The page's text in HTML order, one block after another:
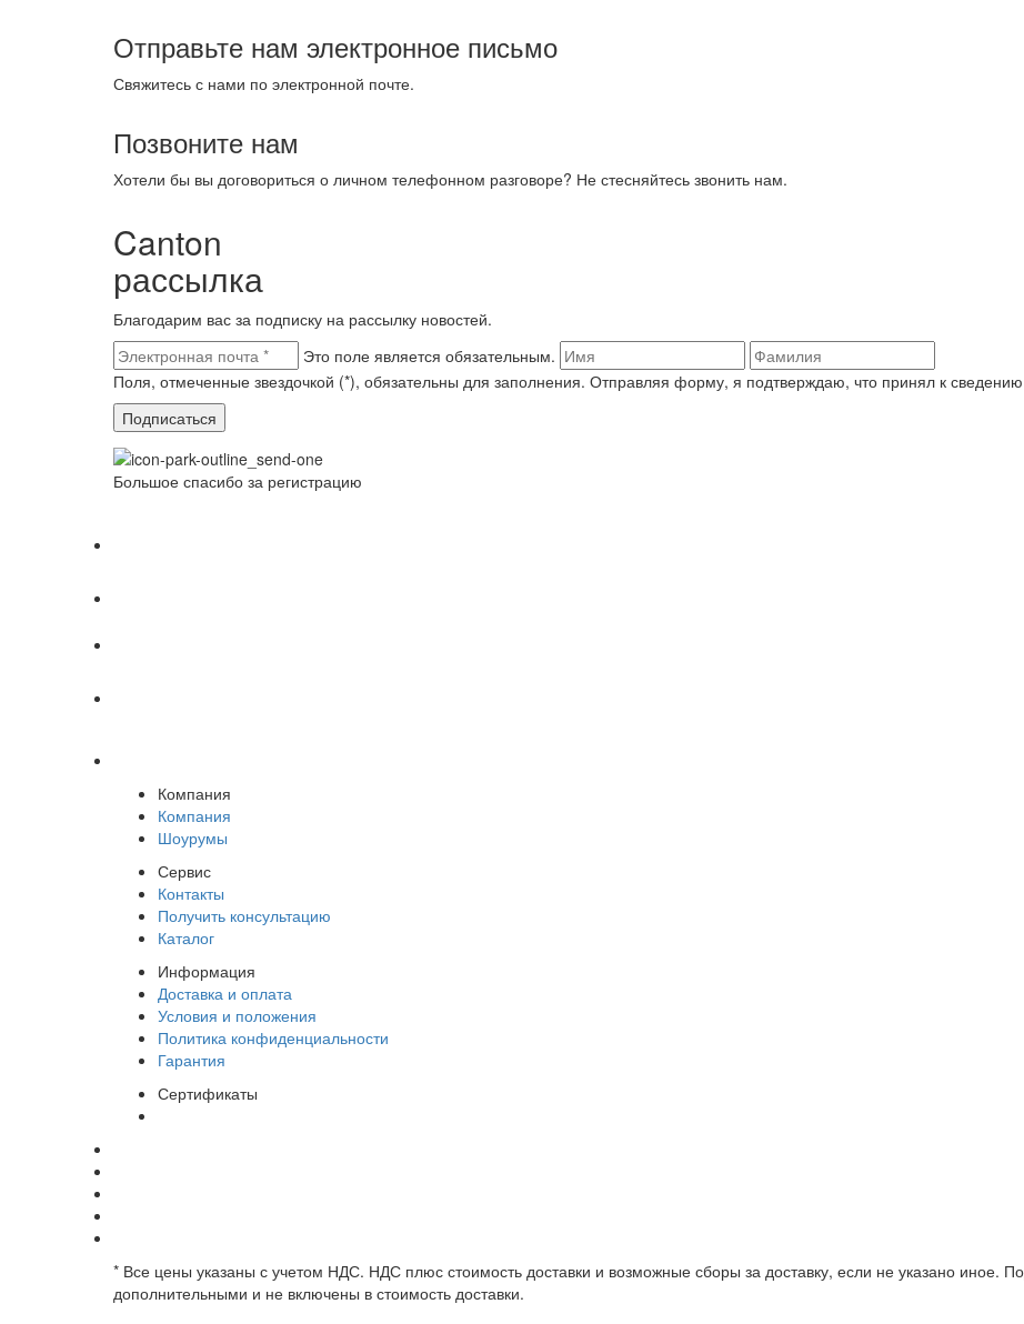
Отправьте нам электронное письмо
Свяжитесь с нами по электронной почте.
Позвоните нам
Хотели бы вы договориться о личном телефонном разговоре? Не стесняйтесь звонить нам.
Canton
рассылка
Благодарим вас за подписку на рассылку новостей.
Это поле является обязательным.
Поля, отмеченные звездочкой (*), обязательны для заполнения. Отправляя форму, я подтверждаю, что принял к сведению
Подписаться
Большое спасибо за регистрацию
Компания
Компания
Шоурумы
Сервис
Контакты
Получить консультацию
Каталог
Информация
Доставка и оплата
Условия и положения
Политика конфиденциальности
Гарантия
Сертификаты
* Все цены указаны с учетом НДС. НДС плюс стоимость доставки и возможные сборы за доставку, если не указано иное.
дополнительными и не включены в стоимость доставки.